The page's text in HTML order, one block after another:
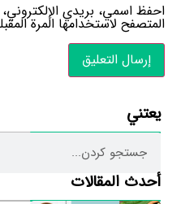
احفظ اسمي، بريدي
المتصفح لاستخدامها المرة
يعتني
أحدث المقالات